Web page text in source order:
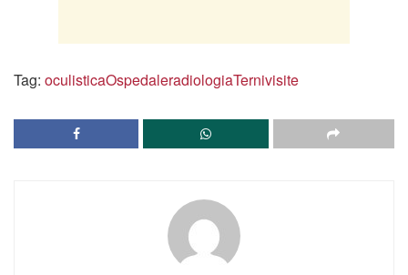
Tag: oculisticaOspedaleradiologiaTernivisite